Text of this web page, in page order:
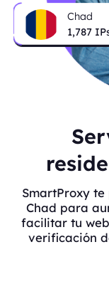
Chad
1,787
SmartProxy
Chad para
facilitar tu
verificación